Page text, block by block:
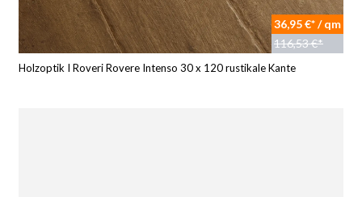
36,95 €* / qm
116,53 €*
Holzoptik I Roveri Rovere Intenso 30 x 120 rustikale Kante